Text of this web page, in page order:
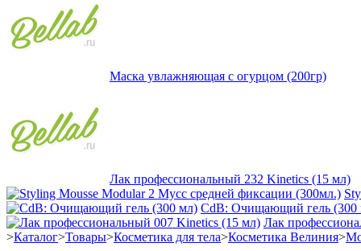
Маска увлажняющая с огурцом (200гр)
Лак профессиональный 232 Kinetics (15 мл)
CdB: Очищающий гель (300
Лак
>Каталог>Товары>Косметика для тела>Косметика Велиния>